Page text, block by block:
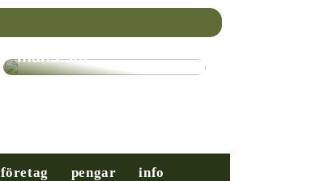
Nybörjarguiden till
mäns stil
företag pengar info